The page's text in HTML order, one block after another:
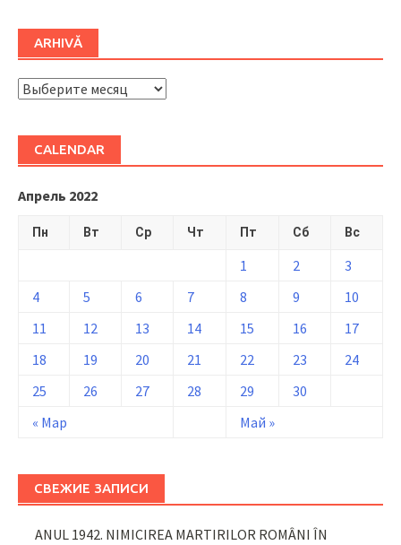
ARHIVĂ
ARHIVĂ
CALENDAR
Апрель 2022
Пн Вт Ср Чт Пт Сб Вс
« Мар Май »
1 2
3
4
5 6 7 8 9
10
11
12 13 14 15 16
17
18
19 20 21 22 23
24
25
26 27 28 29 30
СВЕЖИЕ ЗАПИСИ
ANUL 1942. NIMICIREA MARTIRILOR ROMÂNI ÎN